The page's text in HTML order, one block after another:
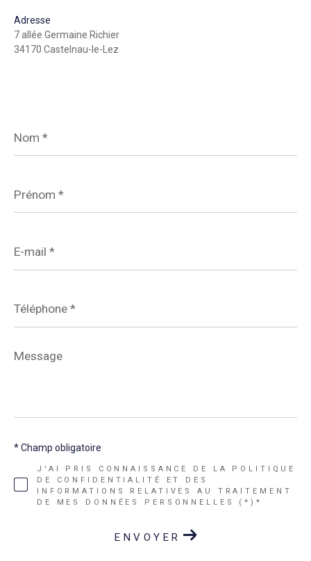
Adresse
7 allée Germaine Richier
34170 Castelnau-le-Lez
*
*
mail
*
*
Message
*
J'AI PRIS CONNAISSANCE DE LA POLITIQUE
DE CONFIDENTIALITÉ ET DES
INFORMATIONS RELATIVES AU TRAITEMENT
DE MES DONNÉES PERSONNELLES (*)*
* Champ obligatoire
ENVOYER